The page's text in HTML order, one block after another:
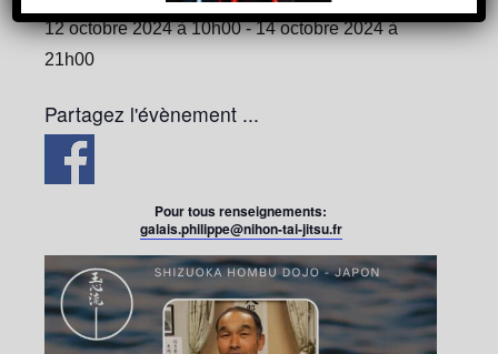
12 octobre 2024 à 10h00-14 octobre 2024 à
21h00
Partagez l'évènement ...
Pour tous renseignements:
galais.philippe@nihon-tai-jitsu.fr